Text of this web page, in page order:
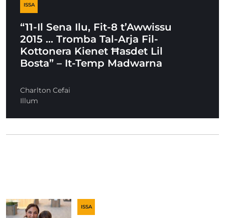
ISSA
“11-Il Sena Ilu, Fit-8 t’Awwissu
2015 … Tromba Tal-Arja Fil-
Kottonera Kienet Ħasdet Lil
Bosta” – It-Temp Madwarna
Charlton Cefai
Illum
ISSA